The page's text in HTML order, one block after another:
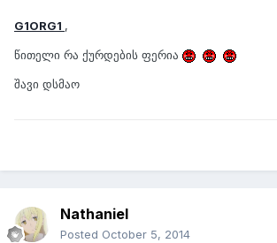
G1ORG1 ,
წითელი რა ქურდების ფერია
შავი დსმაო
Nathaniel
Posted October 5, 2014